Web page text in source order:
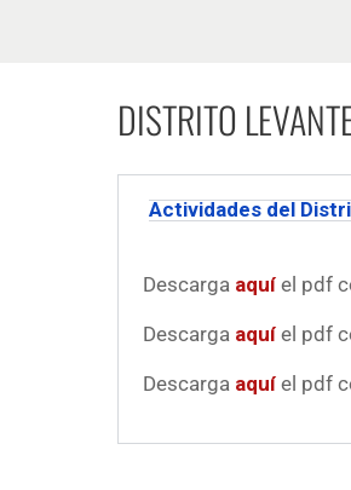
DISTRITO
Actividades del
Descarga aquí el pdf
Descarga aquí el pdf
Descarga aquí el pdf